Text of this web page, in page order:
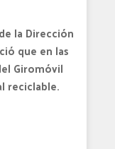
la Dirección
que en las
Giromóvil
reciclable.